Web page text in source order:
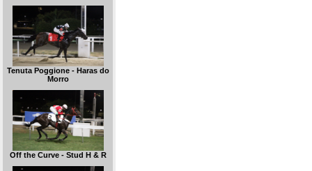
Tenuta Poggione - Haras do
Morro
Off the Curve - Stud H & R